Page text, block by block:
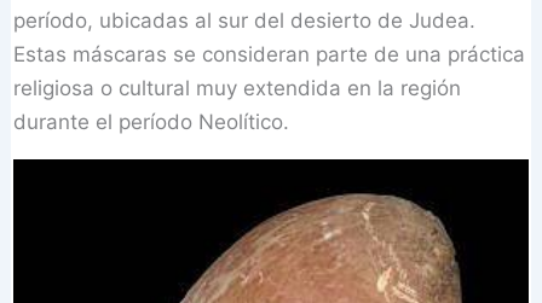
período, ubicadas al sur del desierto de Judea.
Estas máscaras se consideran parte de una práctica
religiosa o cultural muy extendida en la región
durante el período Neolítico.